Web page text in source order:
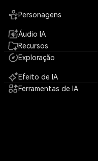
Personagens
Áudio IA
Recursos
Exploração
Efeito de IA
Ferramentas de IA